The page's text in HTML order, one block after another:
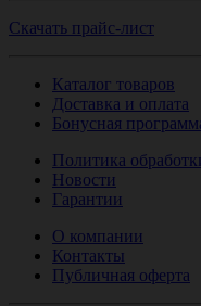
Скачать прайс-лист
Каталог товаров
Доставка и оплата
Бонусная
Политика
Новости
Гарантии
О компании
Контакты
Публичная оферта